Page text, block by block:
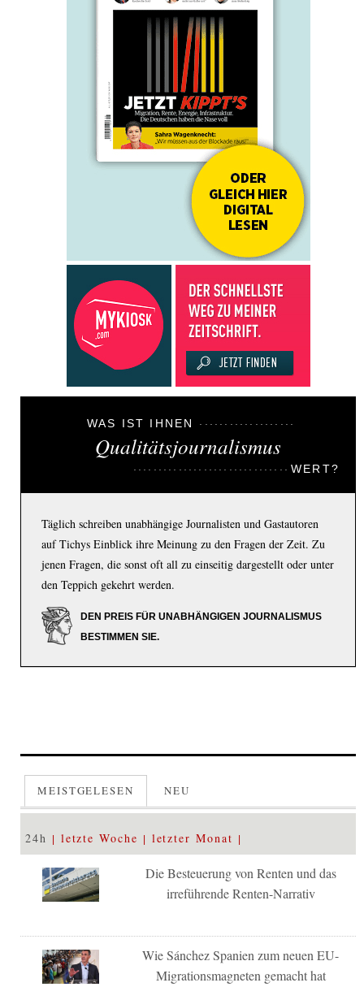
WAS IST IHNEN
Qualitätsjournalismus
WERT?
Täglich schreiben unabhängige Journalisten und Gastautoren
auf Tichys Einblick ihre Meinung zu den Fragen der Zeit. Zu
jenen Fragen, die sonst oft all zu einseitig dargestellt oder unter
den Teppich gekehrt werden.
DEN PREIS FÜR UNABHÄNGIGEN JOURNALISMUS
BESTIMMEN SIE.
MEISTGELESEN NEU
24h letzte Woche letzter Monat
Die Besteuerung von Renten und das
irreführende Renten-Narrativ
Wie Sánchez Spanien zum neuen EU-
Migrationsmagneten gemacht hat